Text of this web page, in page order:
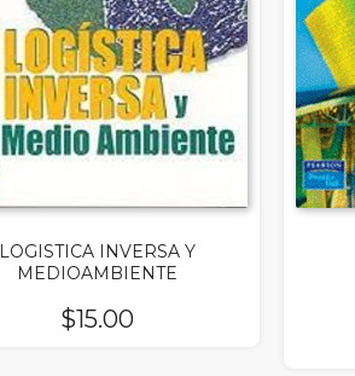
LOGISTICA INVERSA Y
MEDIOAMBIENTE
$15.00